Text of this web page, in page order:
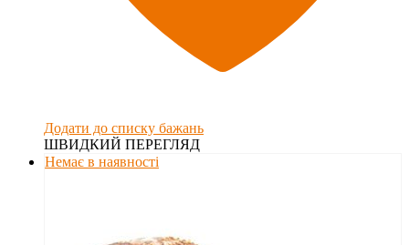
Додати до списку бажань
ШВИДКИЙ ПЕРЕГЛЯД
Немає в наявності